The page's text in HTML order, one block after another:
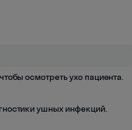
осмотреть ухо пациента.
ушных инфекций.